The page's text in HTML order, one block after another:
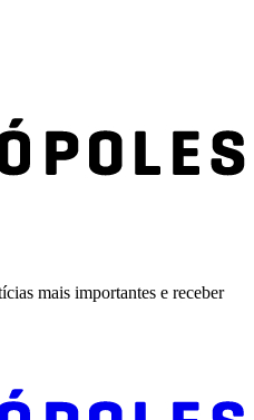
mais importantes e receber